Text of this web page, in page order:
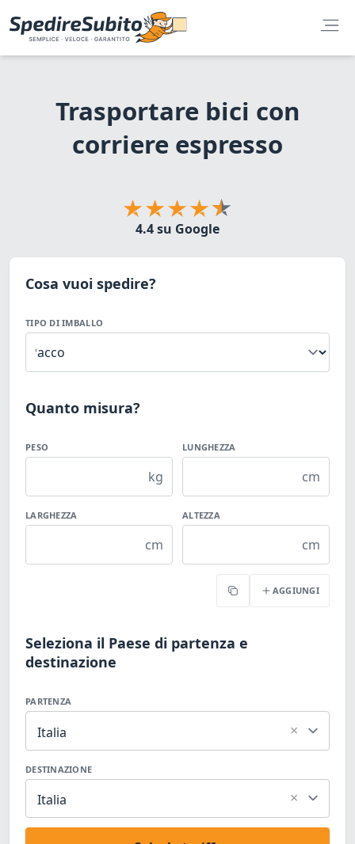
Trasportare bici con
corriere espresso
4.4 su Google
Cosa vuoi spedire?
TIPO DI IMBALLO
Quanto misura?
PESO
kg
LUNGHEZZA
cm
LARGHEZZA
cm
ALTEZZA
cm
Copia AGGIUNGI
Seleziona il Paese di partenza e
destinazione
PARTENZA
Italia ×
DESTINAZIONE
Italia ×